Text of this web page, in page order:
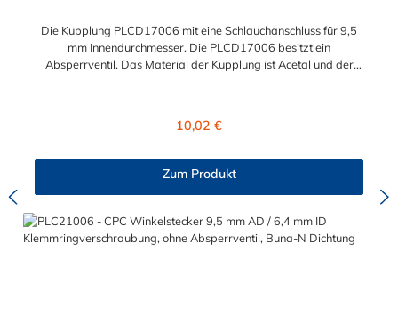
Die Kupplung PLCD17006 mit eine Schlauchanschluss für 9,5
mm Innendurchmesser. Die PLCD17006 besitzt ein
Absperrventil. Das Material der Kupplung ist Acetal und der
Regulärer Preis:
10,02 €
Zum Produkt